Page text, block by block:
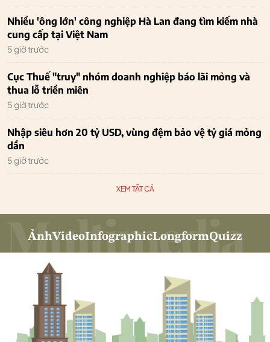
Nhiều 'ông lớn' công nghiệp Hà Lan đang tìm kiếm nhà
cung cấp tại Việt Nam
5 giờ trước
Cục Thuế "truy" nhóm doanh nghiệp báo lãi mỏng và
thua lỗ triền miên
5 giờ trước
Nhập siêu hơn 20 tỷ USD, vùng đệm bảo vệ tỷ giá mỏng
dần
5 giờ trước
XEM TẤT CẢ
ẢnhVideoInfographicLongformQuizz